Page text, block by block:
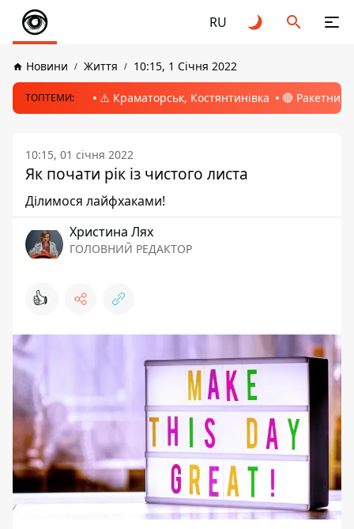
RU
Новини Життя 10:15, 1 Січня 2022
ТОПТЕМИ: ⚠️ Краматорськ, Костянтинівка 🔴 Ракетний
10:15, 01 січня 2022
Як почати рік із чистого листа
Ділимося лайфхаками!
Христина Лях
ГОЛОВНИЙ РЕДАКТОР
👍